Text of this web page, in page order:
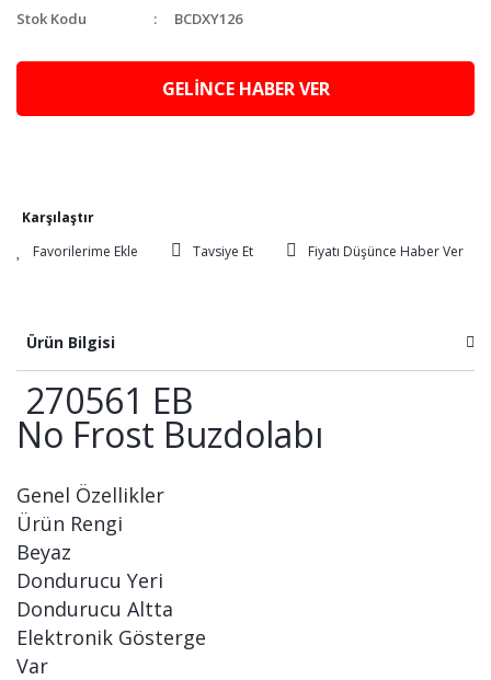
Stok Kodu
BCDXY126
GELİNCE HABER VER
Karşılaştır
Tavsiye Et
Fiyatı Düşünce Haber Ver
Ürün Bilgisi
270561 EB
No Frost Buzdolabı
Genel Özellikler
Ürün Rengi
Beyaz
Dondurucu Yeri
Dondurucu Altta
Elektronik Gösterge
Var